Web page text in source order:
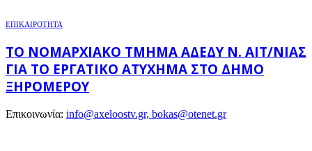
ΕΠΙΚΑΙΡΟΤΗΤΑ
ΤΟ ΝΟΜΑΡΧΙΑΚΌ ΤΜΉΜΑ ΑΔΕΔΥ Ν. ΑΙΤ/ΝΊΑΣ
ΓΙΑ ΤΟ ΕΡΓΑΤΙΚΌ ΑΤΎΧΗΜΑ ΣΤΟ ΔΉΜΟ
ΞΗΡΟΜΈΡΟΥ
Επικοινωνία: info@axeloostv.gr, bokas@otenet.gr